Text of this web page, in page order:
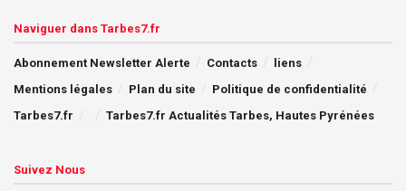
Naviguer dans Tarbes7.fr
Abonnement Newsletter Alerte Contacts
liens
Mentions légales
Plan du site
Politique de confidentialité
Tarbes7.fr
Tarbes7.fr Actualités Tarbes, Hautes Pyrénées
Suivez Nous